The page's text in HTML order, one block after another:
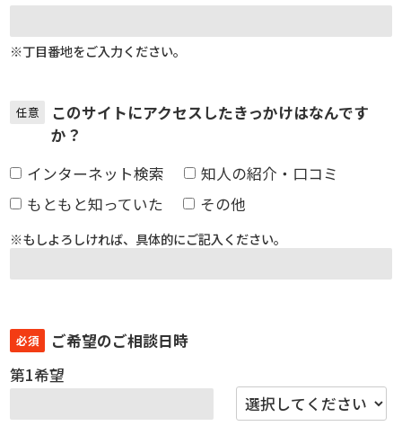
※丁目番地をご入力ください。
任意
このサイトにアクセスしたきっかけはなんです
か？
インターネット検索
知人の紹介・口コミ
もともと知っていた
その他
※もしよろしければ、具体的にご記入ください。
必須
ご希望のご相談日時
第1希望